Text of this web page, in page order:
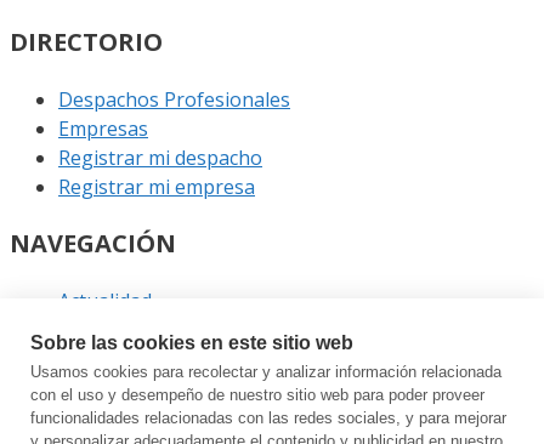
DIRECTORIO
Despachos Profesionales
Empresas
Registrar mi despacho
Registrar mi empresa
NAVEGACIÓN
Actualidad
Podcast
Entrevistas
Eventos
Sobre las cookies en este sitio web
Usamos cookies para recolectar y analizar información relacionada
con el uso y desempeño de nuestro sitio web para poder proveer
funcionalidades relacionadas con las redes sociales, y para mejorar